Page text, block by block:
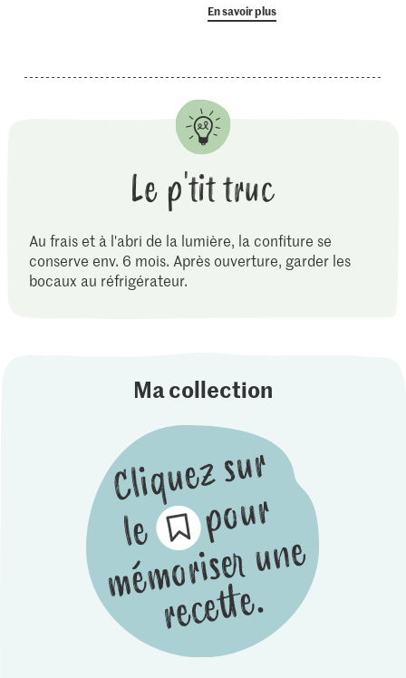
En savoir plus
Le p'tit truc
Au frais et à l'abri de la lumière, la confiture se
conserve env. 6 mois. Après ouverture, garder les
bocaux au réfrigérateur.
Ma collection